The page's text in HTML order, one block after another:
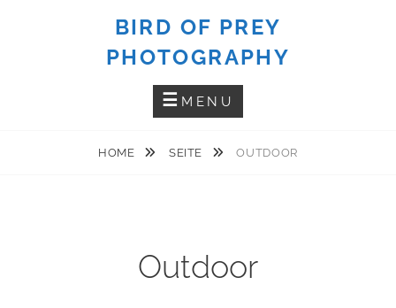
BIRD OF PREY
PHOTOGRAPHY
MENU
HOME SEITE OUTDOOR
Outdoor